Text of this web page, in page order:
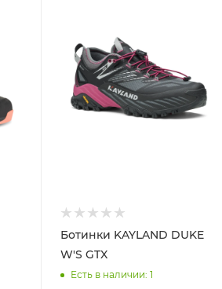
Ботинки KAYLAND DUKE
W'S GTX
Есть в наличии: 1